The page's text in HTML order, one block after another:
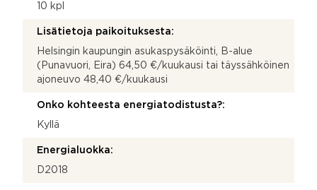
10 kpl
Lisätietoja paikoituksesta:
Helsingin kaupungin asukaspysäköinti, B-alue
(Punavuori, Eira) 64,50 €/kuukausi tai täyssähköinen
ajoneuvo 48,40 €/kuukausi
Onko kohteesta energiatodistusta?:
Kyllä
Energialuokka:
D2018